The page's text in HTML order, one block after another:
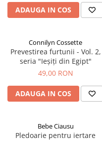
ADAUGA IN COS
Connilyn Cossette
Prevestirea furtunii - Vol. 2,
seria "Ieșiți din Egipt"
49,00 RON
ADAUGA IN COS
Bebe Ciausu
Pledoarie pentru iertare